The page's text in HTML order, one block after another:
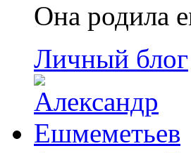
Она родила
Личный блог